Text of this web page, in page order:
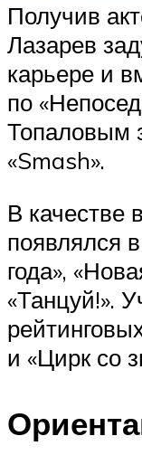
Получив
Лазарев
карьере и
по
Топаловым
«Smash».
В качестве
появлялся
года»,
«Танцуй!».
и «Цирк со